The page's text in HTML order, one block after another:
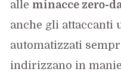
alle minacce zero-
anche gli attaccanti
automatizzati
indirizzano in